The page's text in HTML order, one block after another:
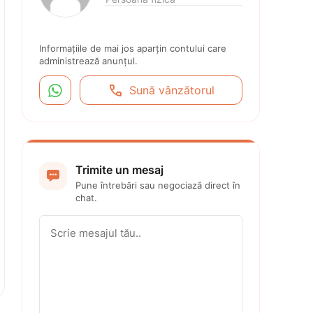
Informațiile de mai jos aparțin contului care
administrează anunțul.
  Sună vânzătorul
 Trimite un mesaj
Pune întrebări sau negociază direct în
chat.